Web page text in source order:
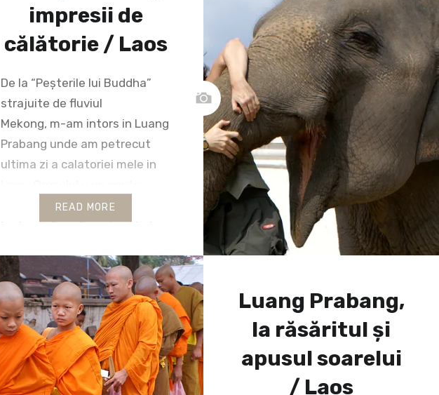
impresii de
călătorie / Laos
De la “Peșterile lui Buddha”
strajuite de fluviul
Mekong, m-am intors in Luang
Prabang unde am petrecut
ultima zi a calatoriei mele in
turistic in expansiune, iar
laotienii, “inca” neatacati de
amabili si primitori. Nu va
asteptati la un miracol. Putine
persoane vorbesc o limba de
circulatie si,…
READ MORE
Luang Prabang,
la răsăritul și
apusul soarelui
/ Laos